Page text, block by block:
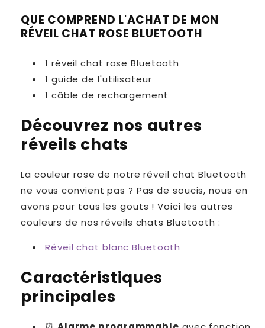
QUE COMPREND L'ACHAT DE MON
RÉVEIL CHAT ROSE BLUETOOTH
1 réveil chat rose Bluetooth
1 guide de l'utilisateur
1 câble de rechargement
Découvrez nos autres
réveils chats
La couleur rose de notre réveil chat Bluetooth
ne vous convient pas ? Pas de soucis, nous en
avons pour tous les gouts ! Voici les autres
couleurs de nos réveils chats Bluetooth :
Réveil chat blanc Bluetooth
Caractéristiques
principales